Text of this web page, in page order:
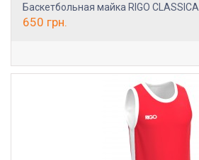
Баскетбольная майка RIGO CLASSICA
650 грн.